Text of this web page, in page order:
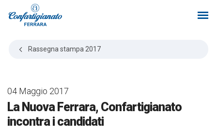
Rassegna stampa 2017
04 Maggio 2017
La Nuova Ferrara, Confartigianato
incontra i candidati